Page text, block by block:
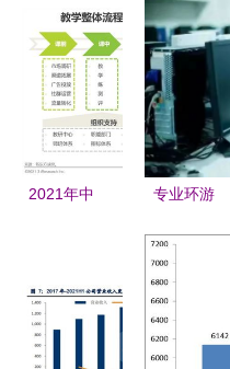
好？口碑榜
单出炉，看
看你选的上
榜了吗？
构:工程软
件驱动下的
土木行业数
智化转型
2021年中
势报告（简
版） 教育
行业软件开
专业环游
算机科学与
育行业软件
开发的探索